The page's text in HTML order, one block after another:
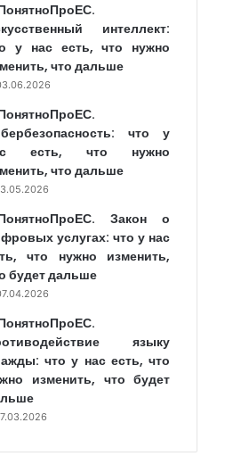
интеллект:
у нас есть, что нужно
что дальше
что у
есть, что нужно
что дальше
Закон о
услугах: что у нас
что нужно изменить,
будет дальше
языку
что у нас есть, что
изменить, что будет